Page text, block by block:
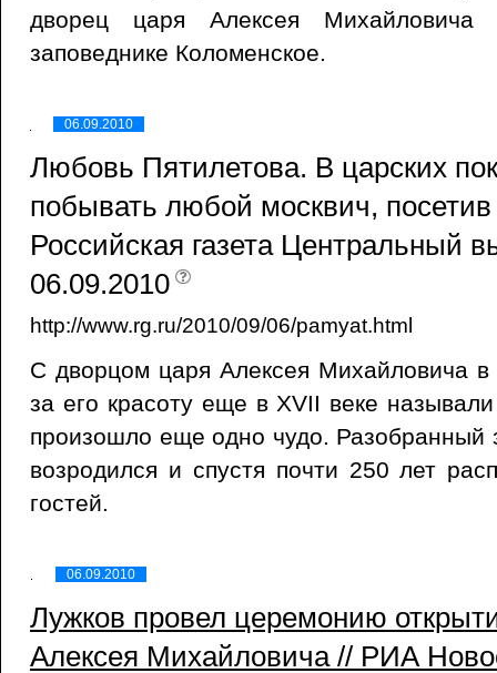
дворец царя Алексея
заповеднике Коломенское.
06.09.2010
Любовь Пятилетова. В царских
побывать любой москвич,
Российская газета Центральный
06.09.2010
http://www.rg.ru/2010/09/06/pamyat.html
С дворцом царя Алексея Михайловича в
за его красоту еще в XVII веке
произошло еще одно чудо. Разобранный
возродился и спустя почти 250 лет
гостей.
06.09.2010
Лужков провел церемонию
Алексея Михайловича // РИА